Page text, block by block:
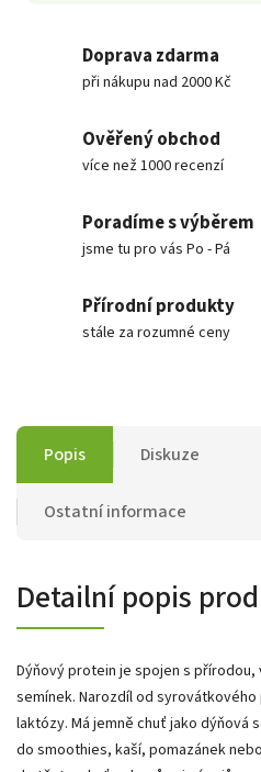
Doprava zdarma
při nákupu nad 2000 Kč
Ověřený obchod
více než 1000 recenzí
Poradíme s výběrem
jsme tu pro vás Po - Pá
Přírodní produkty
stále za rozumné ceny
Popis Diskuze
Ostatní informace
Detailní popis
Dýňový protein je spojen s
semínek. Narozdíl od
laktózy. Má jemně chuť jako dýňová
do smoothies, kaší, pomazánek